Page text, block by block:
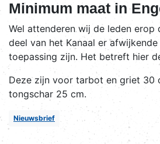
Minimum maat in
Wel attenderen wij de leden erop
deel van het Kanaal er
toepassing zijn. Het betreft hier
Deze zijn voor tarbot en griet 30
tongschar 25 cm.
Nieuwsbrief